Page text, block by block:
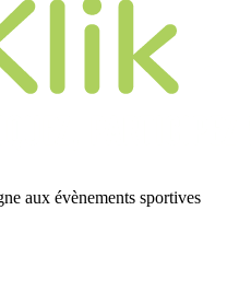
aux évènements sportives